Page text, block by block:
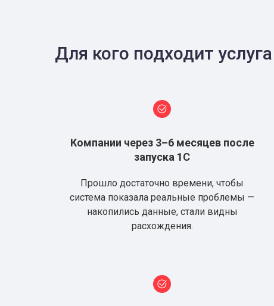
Для кого подходит услуга
Компании через 3–6 месяцев после
запуска 1С
Прошло достаточно времени, чтобы
система показала реальные проблемы —
накопились данные, стали видны
расхождения.